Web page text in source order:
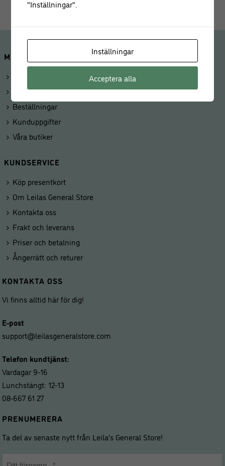
MINA SIDOR
Mitt konto
Beställningar
Kunduppgifter
Våra butiker
KUNDSERVICE
Köp presentkort
Om Leilas General Store
Kontakta oss
Frakt och leverans
Priser och betalning
Ångerrätt och returer
KONTAKTA OSS
Vi finns alltid här för dig!
E-post
support@leilasgeneralstore.com
Telefon kundtjänst:
Vardagar 9-16
Lunchstängt: 12-13
08-667 61 27
PRENUMERERA
Ta del av senaste nytt från Leila’s General Store!
"Inställningar".
Inställningar
Acceptera alla